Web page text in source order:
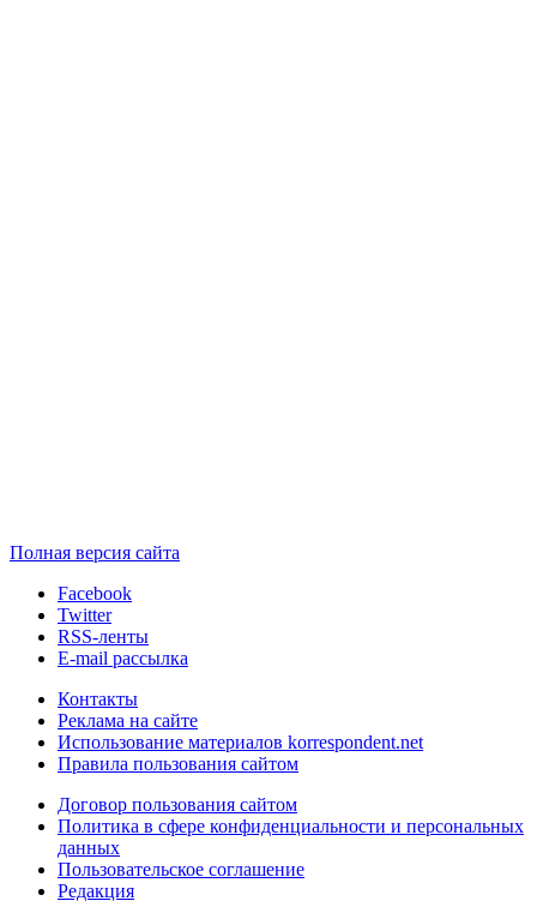
Полная версия сайта
Facebook
Twitter
RSS-ленты
E-mail рассылка
Контакты
Реклама на сайте
Использование материалов korrespondent.net
Правила пользования сайтом
Договор пользования сайтом
Политика в сфере конфиденциальности и персональных
данных
Пользовательское соглашение
Редакция